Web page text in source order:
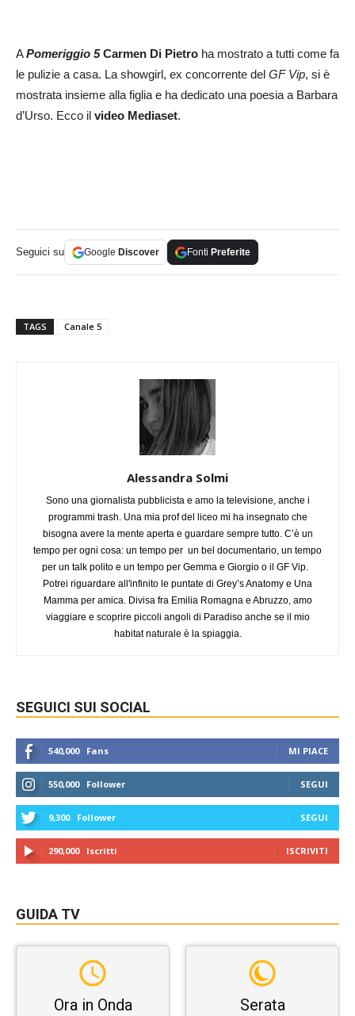
APomeriggio 5 Carmen Di Pietro ha mostrato a tutti come fa
le pulizie a casa. La showgirl, ex concorrente del GF Vip, si è
mostrata insieme alla figlia e ha dedicato una poesia a Barbara
d’Urso. Ecco il video Mediaset.
Seguici su Google Discover Fonti Preferite
TAGS Canale 5
Alessandra Solmi
Sono una giornalista pubblicista e amo la televisione, anche i
programmi trash. Una mia prof del liceo mi ha insegnato che
bisogna avere la mente aperta e guardare sempre tutto. C’è un
tempo per ogni cosa: un tempo per un bel documentario, un tempo
per un talk polito e un tempo per Gemma e Giorgio o il GF Vip.
Potrei riguardare all'infinito le puntate di Grey’s Anatomy e Una
Mamma per amica. Divisa fra Emilia Romagna e Abruzzo, amo
viaggiare e scoprire piccoli angoli di Paradiso anche se il mio
habitat naturale è la spiaggia.
SEGUICI SUI SOCIAL
540,000 Fans MI PIACE
550,000 Follower SEGUI
9,300 Follower SEGUI
290,000 Iscritti ISCRIVITI
GUIDA TV
Ora in Onda Serata